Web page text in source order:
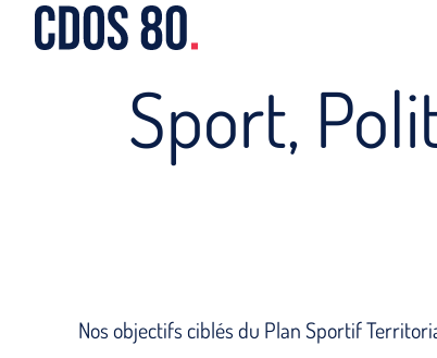
Sport,
Nos objectifs ciblés du Plan Sportif